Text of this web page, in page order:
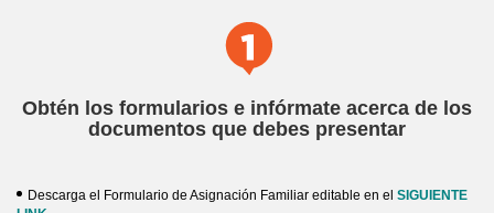
Obtén los formularios e infórmate acerca de los
documentos que debes presentar
Descarga el Formulario de Asignación Familiar editable en el SIGUIENTE